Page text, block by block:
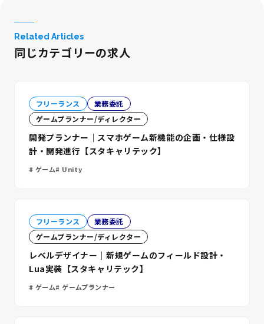
Related Articles
同じカテゴリーの求人
フリーランス
業務委託
ゲームプランナー/ディレクター
開発プランナー｜スマホゲーム新機能の企画・仕様設
計・開発進行【スタキャリテック】
ゲーム Unity
フリーランス
業務委託
ゲームプランナー/ディレクター
レベルデザイナー｜新規ゲームのフィールド設計・
Lua実装【スタキャリテック】
ゲーム ゲームプランナー